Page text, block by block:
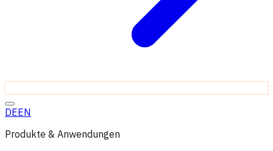
DEEN
Produkte & Anwendungen